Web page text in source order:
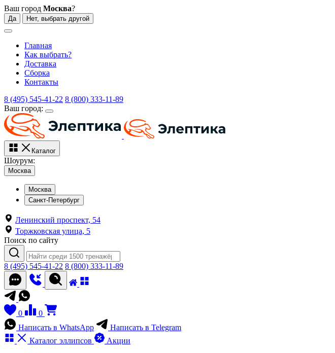
Ваш город Москва?
Да Нет, выбрать другой
Главная
Как выбрать?
Доставка
Сборка
Контакты
8 (495) 545-41-22 8 (800) 333-11-89
Ваш город:
Каталог
Шоурум:
Москва
Москва
Санкт-Петербург
Ленинский проспект, 54
Торжковская улица, 5
Поиск по сайту
8 (495) 545-41-22 8 (800) 333-11-89
0
0
Написать в WhatsApp
Написать в Telegram
Каталог эллипсов
Акции